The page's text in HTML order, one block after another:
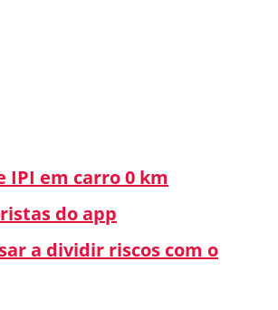
em carro 0 km
do app
a dividir riscos com o